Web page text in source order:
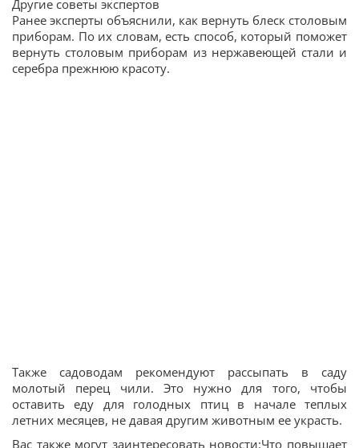
Другие советы экспертов
Ранее эксперты объяснили, как вернуть блеск столовым
приборам. По их словам, есть способ, который поможет
вернуть столовым приборам из нержавеющей стали и
серебра прежнюю красоту.
Также садоводам рекомендуют рассыпать в саду
молотый перец чили. Это нужно для того, чтобы
оставить еду для голодных птиц в начале теплых
летних месяцев, не давая другим животным ее украсть.
Вас также могут заинтересовать новости:Что повышает